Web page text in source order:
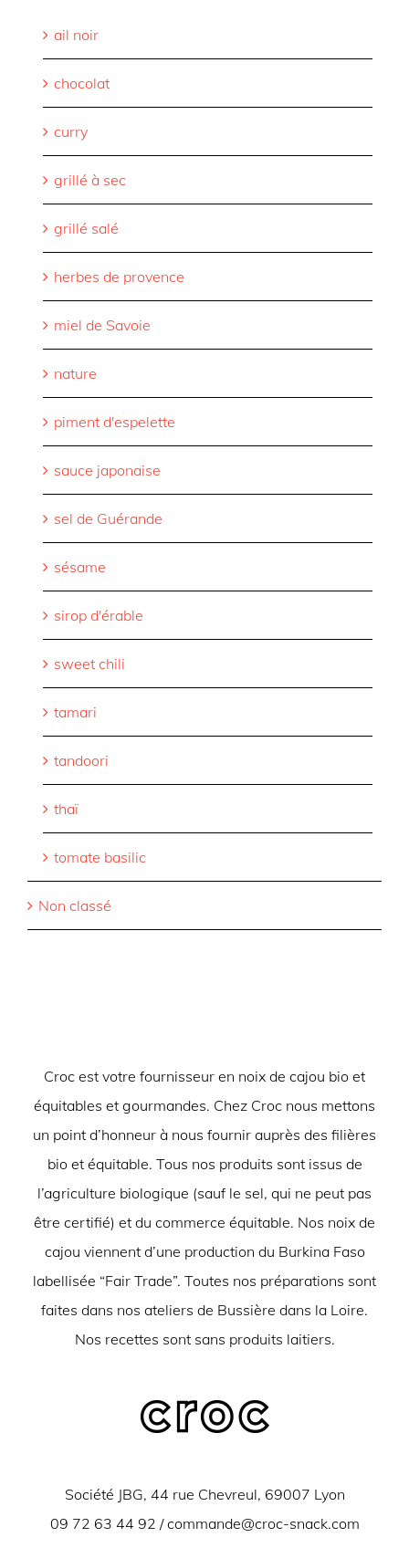
ail noir
chocolat
curry
grillé à sec
grillé salé
herbes de provence
miel de Savoie
nature
piment d'espelette
sauce japonaise
sel de Guérande
sésame
sirop d'érable
sweet chili
tamari
tandoori
thaï
tomate basilic
Non classé
Croc est votre fournisseur en noix de cajou bio et
équitables et gourmandes. Chez Croc nous mettons
un point d’honneur à nous fournir auprès des filières
bio et équitable. Tous nos produits sont issus de
l’agriculture biologique (sauf le sel, qui ne peut pas
être certifié) et du commerce équitable. Nos noix de
cajou viennent d’une production du Burkina Faso
labellisée “Fair Trade”. Toutes nos préparations sont
faites dans nos ateliers de Bussière dans la Loire.
Nos recettes sont sans produits laitiers.
Société JBG, 44 rue Chevreul, 69007 Lyon
09 72 63 44 92 /commande@croc-snack.com